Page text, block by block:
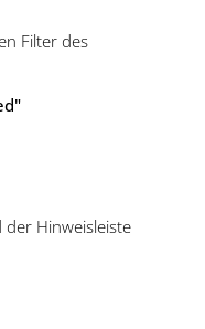
Filter des
Hinweisleiste